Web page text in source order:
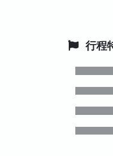
行程